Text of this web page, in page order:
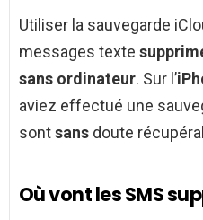
Utiliser la sauvegarde
messages texte
sans ordinateur. Sur l’
aviez effectué une
sontsans doute
Où vont les SMS